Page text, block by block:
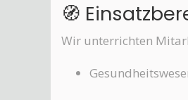
🧭
Wir unterrichten